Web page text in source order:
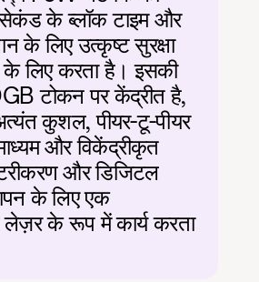
के ब्लॉक टाइम और
के लिए उत्कृष्ट सुरक्षा
लिए करता है। इसकी
टोकन पर केंद्रीत है,
कुशल, पीयर-टू-पीयर
और विकेंद्रीकृत
और डिजिटल
के लिए एक
लेज़र के रूप में कार्य करता